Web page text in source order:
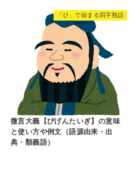
「ひ」で始まる四字熟語
微言大義【びげんたいぎ】の意味
と使い方や例文（語源由来・出
典・類義語）